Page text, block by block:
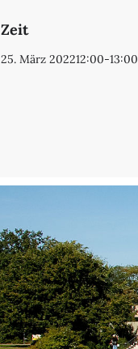
Zeit
25. März 202212:00-13:00